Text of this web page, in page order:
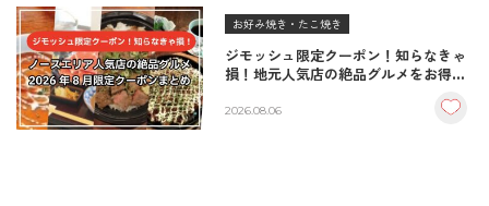
お好み焼き・たこ焼き
ジモッシュ限定クーポン！知らなきゃ
損！地元人気店の絶品グルメをお得に
2026.08.06